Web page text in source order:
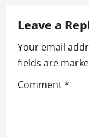
i
g
a
Leave a
Your email
fields are
Comment*